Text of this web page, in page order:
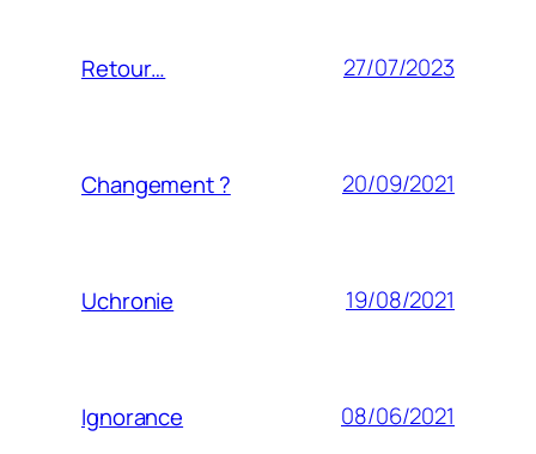
Retour… 27/07/2023
Changement ? 20/09/2021
Uchronie 19/08/2021
Ignorance 08/06/2021